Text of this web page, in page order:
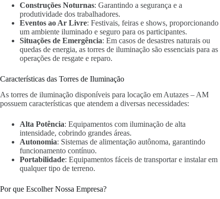
Construções Noturnas: Garantindo a segurança e a
produtividade dos trabalhadores.
Eventos ao Ar Livre: Festivais, feiras e shows, proporcionando
um ambiente iluminado e seguro para os participantes.
Situações de Emergência: Em casos de desastres naturais ou
quedas de energia, as torres de iluminação são essenciais para as
operações de resgate e reparo.
Características das Torres de Iluminação
As torres de iluminação disponíveis para locação em Autazes – AM
possuem características que atendem a diversas necessidades:
Alta Potência: Equipamentos com iluminação de alta
intensidade, cobrindo grandes áreas.
Autonomia: Sistemas de alimentação autônoma, garantindo
funcionamento contínuo.
Portabilidade: Equipamentos fáceis de transportar e instalar em
qualquer tipo de terreno.
Por que Escolher Nossa Empresa?